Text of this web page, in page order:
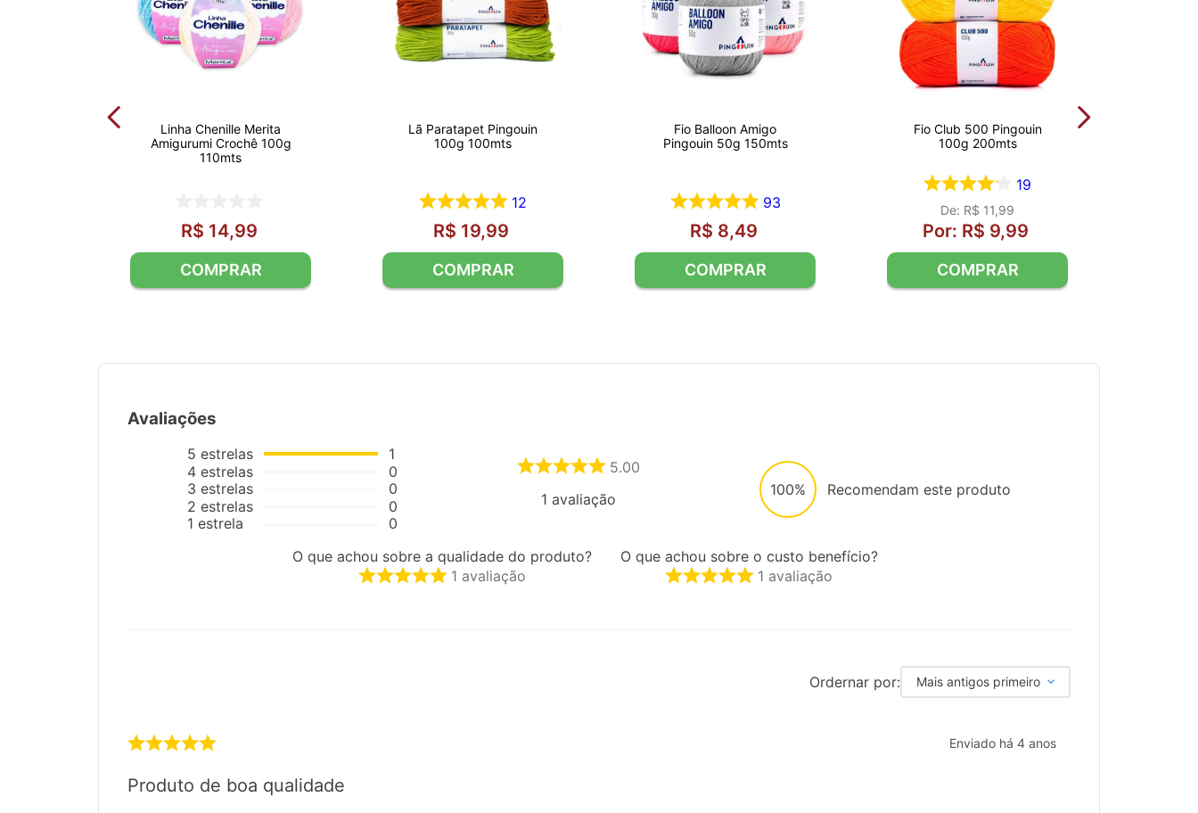
Linha Chenille Merita
Amigurumi Crochê 100g
110mts
R$ 14,99
Lã Paratapet Pingouin
100g 100mts
12
R$ 19,99
Fio Balloon Amigo
Pingouin 50g 150mts
93
R$ 8,49
Fio Club 500 Pingouin
100g 200mts
19
R$ 11,99
R$ 9,99
Avaliações
5 estrelas
4 estrelas
3 estrelas
2 estrelas
1 estrela
1
0
0
0
0
5.00
1 avaliação
100% Recomendam este produto
O que achou sobre a qualidade do produto?
1 avaliação
O que achou sobre o custo benefício?
1 avaliação
Ordernar por: Mais antigos primeiro
Enviado há 4 anos
Produto de boa qualidade